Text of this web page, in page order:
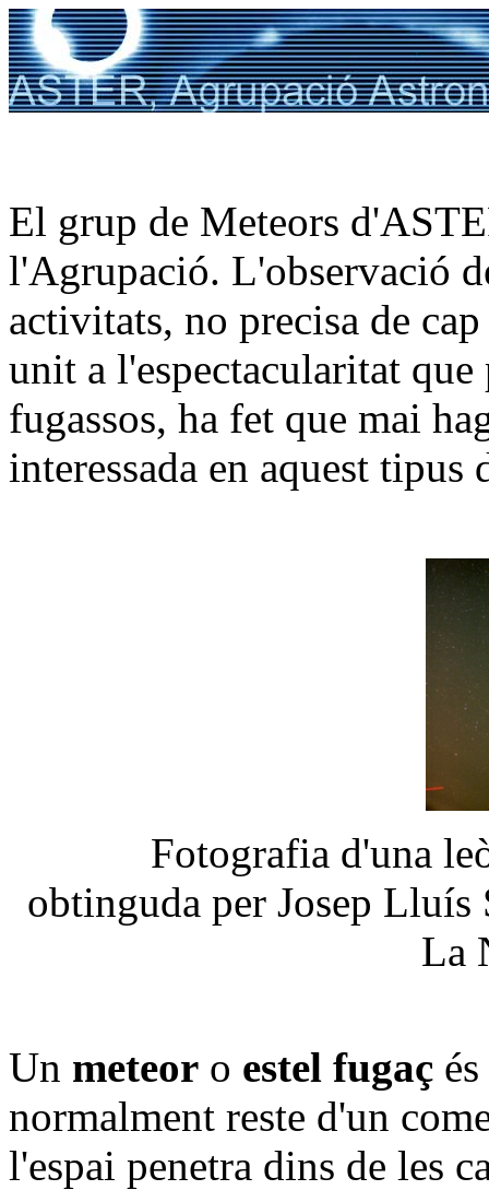
El grup de Meteors
l'Agrupació. L'observació
activitats, no precisa de
unit a l'espectacularitat
fugassos, ha fet que mai
interessada en aquest tipus
Fotografia d'una
obtinguda per Josep
La
Un meteor o estel fugaç
normalment reste d'un
l'espai penetra dins de les